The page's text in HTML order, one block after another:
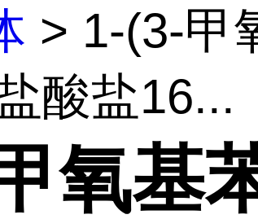
> 1-(3-甲
酸盐16...
氧基